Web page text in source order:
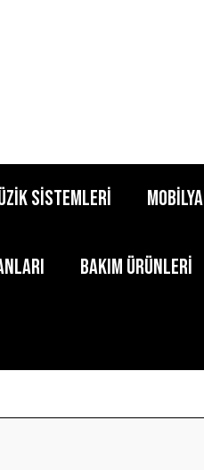
SİSTEMLERİ MOBİLYA
BAKIM ÜRÜNLERİ